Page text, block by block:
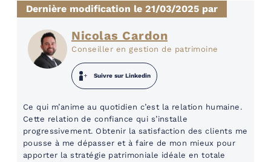
Dernière modification le 21/03/2025 par
Nicolas Cardon
Conseiller en gestion de patrimoine
Suivre sur Linkedin
Ce qui m’anime au quotidien c’est la relation humaine.
Cette relation de confiance qui s’installe
progressivement. Obtenir la satisfaction des clients me
pousse à me dépasser et à faire de mon mieux pour
apporter la stratégie patrimoniale idéale en totale